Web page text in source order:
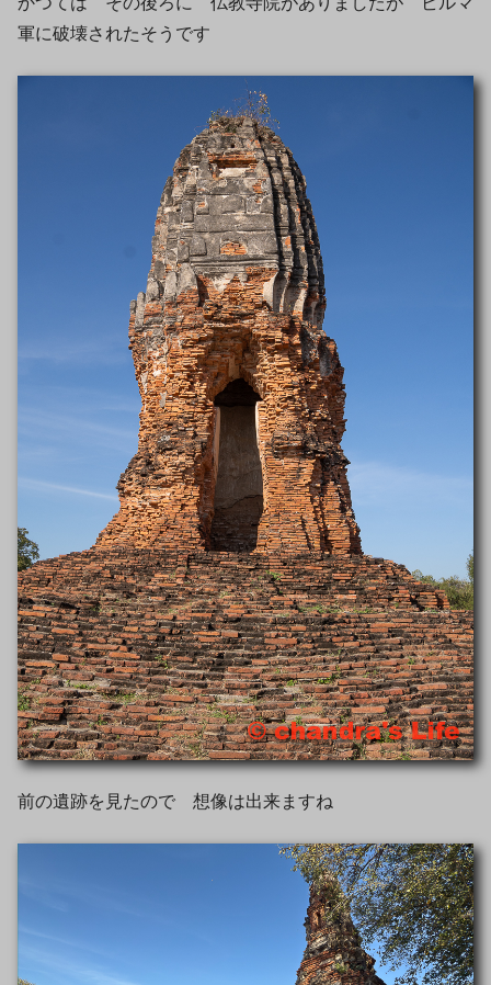
軍に破壊されたそうです
前の遺跡を見たので 想像は出来ますね